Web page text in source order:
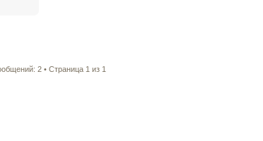
2 • Страница 1 из 1